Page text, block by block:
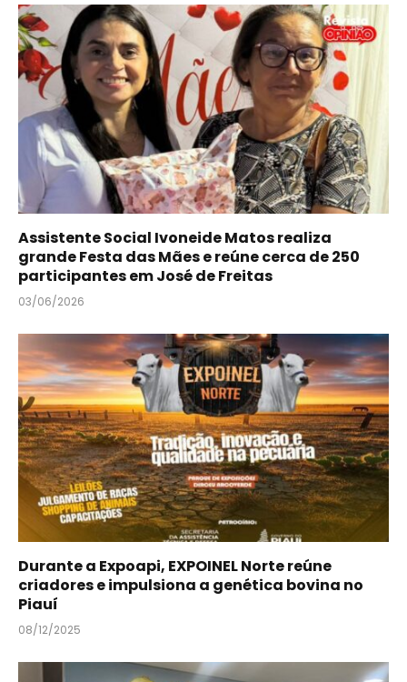
Assistente Social Ivoneide Matos realiza
grande Festa das Mães e reúne cerca de 250
participantes em José de Freitas
03/06/2026
Durante a Expoapi, EXPOINEL Norte reúne
criadores e impulsiona a genética bovina no
Piauí
08/12/2025